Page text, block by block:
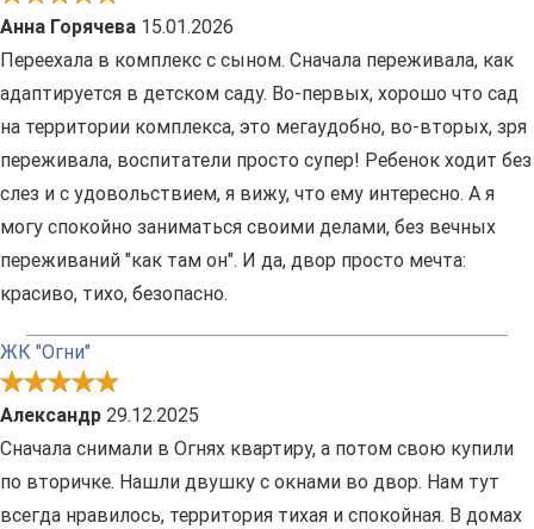
Анна Горячева 15.01.2026
Переехала в комплекс с сыном. Сначала переживала, как
адаптируется в детском саду. Во-первых, хорошо что сад
на территории комплекса, это мегаудобно, во-вторых, зря
переживала, воспитатели просто супер! Ребенок ходит без
слез и с удовольствием, я вижу, что ему интересно. А я
могу спокойно заниматься своими делами, без вечных
переживаний "как там он". И да, двор просто мечта:
красиво, тихо, безопасно.
ЖК "Огни"
Александр 29.12.2025
Сначала снимали в Огнях квартиру, а потом свою купили
по вторичке. Нашли двушку с окнами во двор. Нам тут
всегда нравилось, территория тихая и спокойная. В домах